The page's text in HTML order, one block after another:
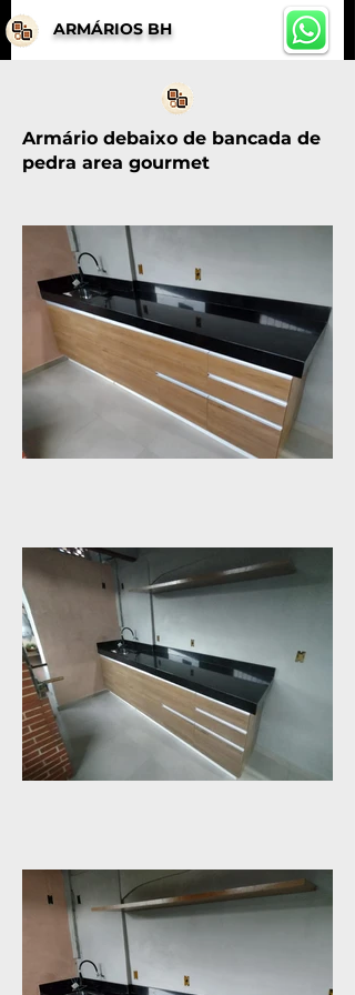
ARMÁRIOS BH
Armário debaixo de bancada de
pedra area gourmet